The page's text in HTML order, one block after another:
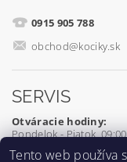
0915 905 788
obchod@kociky.sk
SERVIS
Otváracie hodiny:
Pondelok - Piatok
Tento web používa